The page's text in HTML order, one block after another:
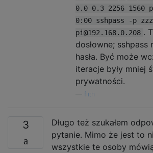
0.0 0.3 2256 1560
0:00 sshpass -p
pi@192.168.0.208 .
dosłowne; sshpass
hasła. Być może
iteracje były mniej
prywatności.
flith
3
Długo też szukałem
pytanie. Mimo że jest to
wszystkie te osoby